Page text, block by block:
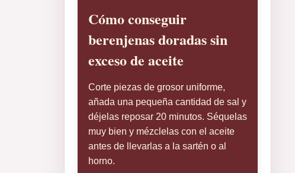
Cómo conseguir
berenjenas doradas sin
exceso de aceite
Corte piezas de grosor uniforme,
añada una pequeña cantidad de sal y
déjelas reposar 20 minutos. Séquelas
muy bien y mézclelas con el aceite
antes de llevarlas a la sartén o al
horno.